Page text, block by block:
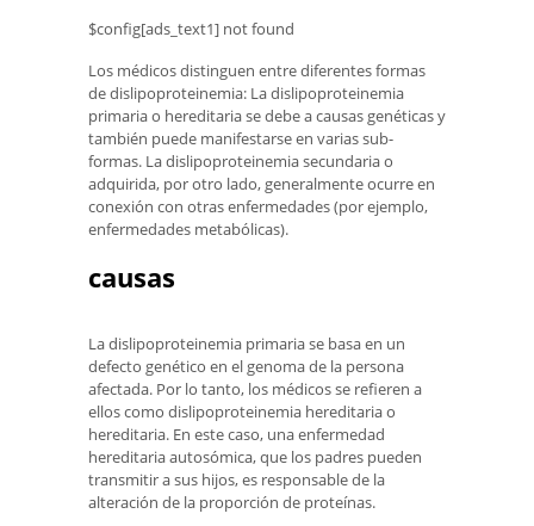
$config[ads_text1] not found
Los médicos distinguen entre diferentes formas
de dislipoproteinemia: La dislipoproteinemia
primaria o hereditaria se debe a causas genéticas y
también puede manifestarse en varias sub-
formas. La dislipoproteinemia secundaria o
adquirida, por otro lado, generalmente ocurre en
conexión con otras enfermedades (por ejemplo,
enfermedades metabólicas).
causas
La dislipoproteinemia primaria se basa en un
defecto genético en el genoma de la persona
afectada. Por lo tanto, los médicos se refieren a
ellos como dislipoproteinemia hereditaria o
hereditaria. En este caso, una enfermedad
hereditaria autosómica, que los padres pueden
transmitir a sus hijos, es responsable de la
alteración de la proporción de proteínas.